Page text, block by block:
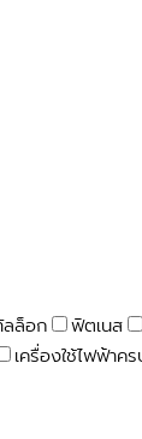
ล็อก ฟิตเนส
เครื่องใช้ไฟฟ้าค